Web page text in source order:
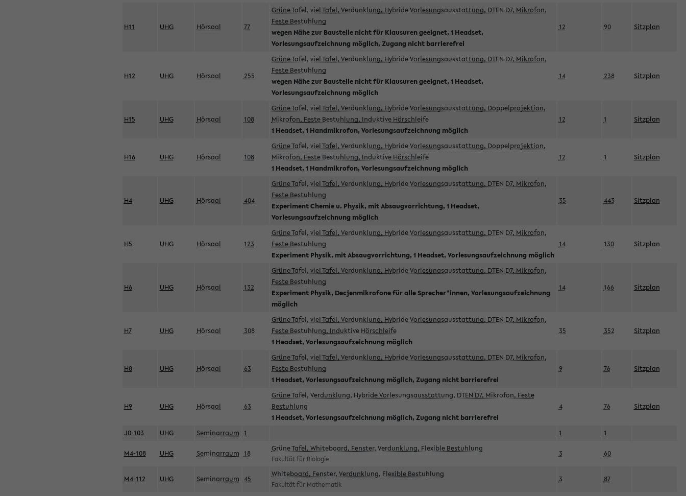
H11 UHG Hörsaal 77
Grüne Tafel, viel Tafel, Verdunklung, Hybride Vorlesungsausstattung, DTEN D7, Mikrofon,
Feste Bestuhlung
wegen Nähe zur Baustelle nicht für Klausuren geeignet, 1 Headset,
Vorlesungsaufzeichnung möglich, Zugang nicht barrierefrei
12 90 Sitzplan
H12 UHG Hörsaal 255
Grüne Tafel, viel Tafel, Verdunklung, Hybride Vorlesungsausstattung, DTEN D7, Mikrofon,
Feste Bestuhlung
wegen Nähe zur Baustelle nicht für Klausuren geeignet, 1 Headset,
Vorlesungsaufzeichnung möglich
14 238 Sitzplan
H15 UHG Hörsaal 108
Grüne Tafel, viel Tafel, Verdunklung, Hybride Vorlesungsausstattung, Doppelprojektion,
Mikrofon, Feste Bestuhlung, Induktive Hörschleife
1 Headset, 1 Handmikrofon, Vorlesungsaufzeichnung möglich
12 1 Sitzplan
H16 UHG Hörsaal 108
Grüne Tafel, viel Tafel, Verdunklung, Hybride Vorlesungsausstattung, Doppelprojektion,
Mikrofon, Feste Bestuhlung, Induktive Hörschleife
1 Headset, 1 Handmikrofon, Vorlesungsaufzeichnung möglich
12 1 Sitzplan
H4 UHG Hörsaal 404
Grüne Tafel, viel Tafel, Verdunklung, Hybride Vorlesungsausstattung, DTEN D7, Mikrofon,
Feste Bestuhlung
Experiment Chemie u. Physik, mit Absaugvorrichtung, 1 Headset,
Vorlesungsaufzeichnung möglich
35 443 Sitzplan
H5 UHG Hörsaal 123
Grüne Tafel, viel Tafel, Verdunklung, Hybride Vorlesungsausstattung, DTEN D7, Mikrofon,
Feste Bestuhlung
Experiment Physik, mit Absaugvorrichtung, 1 Headset, Vorlesungsaufzeichnung möglich
14 130 Sitzplan
H6 UHG Hörsaal 132
Grüne Tafel, viel Tafel, Verdunklung, Hybride Vorlesungsausstattung, DTEN D7, Mikrofon,
Feste Bestuhlung
Experiment Physik, Decjenmikrofone für alle Sprecher*innen, Vorlesungsaufzeichnung
möglich
14 166 Sitzplan
H7 UHG Hörsaal 308
Grüne Tafel, viel Tafel, Verdunklung, Hybride Vorlesungsausstattung, DTEN D7, Mikrofon,
Feste Bestuhlung, Induktive Hörschleife
1 Headset, Vorlesungsaufzeichnung möglich
35 352 Sitzplan
H8 UHG Hörsaal 63
Grüne Tafel, viel Tafel, Verdunklung, Hybride Vorlesungsausstattung, DTEN D7, Mikrofon,
Feste Bestuhlung
1 Headset, Vorlesungsaufzeichnung möglich, Zugang nicht barrierefrei
9 76 Sitzplan
H9 UHG Hörsaal 63
Grüne Tafel, Verdunklung, Hybride Vorlesungsausstattung, DTEN D7, Mikrofon, Feste
Bestuhlung
1 Headset, Vorlesungsaufzeichnung möglich, Zugang nicht barrierefrei
4 76 Sitzplan
J0-103 UHG Seminarraum 1 1 1
M4-108 UHG Seminarraum 18
Grüne Tafel, Whiteboard, Fenster, Verdunklung, Flexible Bestuhlung
Fakultät für Biologie
3 60
M4-112 UHG Seminarraum 45
Whiteboard, Fenster, Verdunklung, Flexible Bestuhlung
Fakultät für Mathematik
3 87